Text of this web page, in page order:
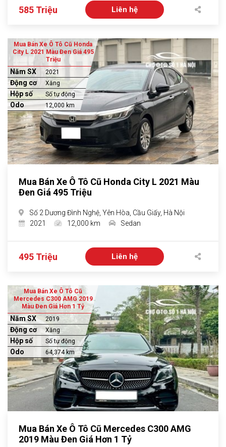
585 Triệu Liên hệ
Mua Bán Xe Ô Tô Cũ Honda
City L 2021 Màu Đen Giá 495
Triệu
Năm SX 2021
Động cơ Xăng
Hộp số Số tự động
Odo 12,000 km
Mua Bán Xe Ô Tô Cũ Honda City L 2021 Màu
Đen Giá 495 Triệu
Số 2 Dương Đình Nghệ, Yên Hòa, Cầu Giấy, Hà Nội
2021
12,000 km Sedan
495 Triệu Liên hệ
Mua Bán Xe Ô Tô Cũ
Mercedes C300 AMG 2019
Màu Đen Giá Hơn 1 Tỷ
Năm SX 2019
Động cơ Xăng
Hộp số Số tự động
Odo 64,374 km
Mua Bán Xe Ô Tô Cũ Mercedes C300 AMG
2019 Màu Đen Giá Hơn 1 Tỷ